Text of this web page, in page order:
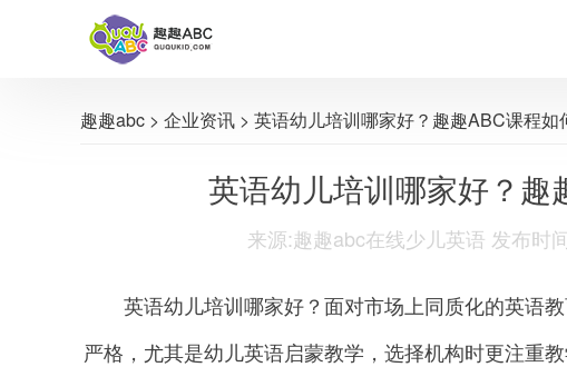
趣趣abc > 企业资讯 > 英语幼儿培训哪家好？趣趣ABC课程如
英语幼儿培训哪家好？趣
来源:趣趣abc在线少儿英语 发布时
英语幼儿培训哪家好？面对市场上同质化的英语教
严格，尤其是幼儿英语启蒙教学，选择机构时更注重